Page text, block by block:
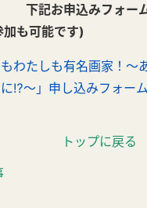
下記お申込みフォー
も可能です)
もわたしも有名画家！～
⁉～」申し込みフォー
トップに戻る